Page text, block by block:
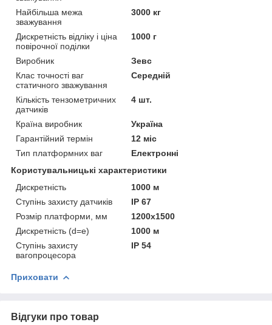
Найбільша межа
зважування
3000 кг
Дискретність відліку і ціна
повірочної поділки
1000 г
Виробник
Зевс
Клас точності ваг
статичного зважування
Середній
Кількість тензометричних
датчиків
4 шт.
Країна виробник
Україна
Гарантійний термін
12 міс
Тип платформних ваг
Електронні
Користувальницькі характеристики
Дискретність
1000 м
Ступінь захисту датчиків
IP 67
Розмір платформи, мм
1200x1500
Дискретність (d=e)
1000 м
Ступінь захисту
вагопроцесора
IP 54
Приховати
Відгуки про товар